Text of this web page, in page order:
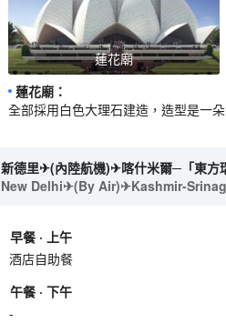
蓮花廟
蓮花廟 ：
全部採用白色大理石建造，造型是一
新德里✈(內陸航機)✈喀什米爾─「東方
New Delhi✈(By Air)✈Kashmir-
早餐 · 上午
酒店自助餐
午餐 · 下午
-